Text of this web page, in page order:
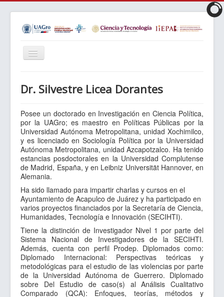
Cambiar
navegación
Objetivos
Perfil
Requisitos
Plan de Estudios
LIES
Matrícula
Núcleo Académico
Reglamentos
Sitios de Interes
Contacto
Dr. Silvestre Licea Dorantes
Posee un doctorado en Investigación en Ciencia Política,
por la UAGro; es maestro en Políticas Públicas por la
Universidad Autónoma Metropolitana, unidad Xochimilco,
y es licenciado en Sociología Política por la Universidad
Autónoma Metropolitana, unidad Azcapotzalco. Ha tenido
estancias posdoctorales en la Universidad Complutense
de Madrid, España, y en Leibniz Universität Hannover, en
Alemania.
Ha sido llamado para impartir charlas y cursos en el
Ayuntamiento de Acapulco de Juárez y ha participado en
varios proyectos financiados por la Secretaría de Ciencia,
Humanidades, Tecnología e Innovación (SECIHTI).
Tiene la distinción de Investigador Nivel 1 por parte del
Sistema Nacional de Investigadores de la SECIHTI.
Además, cuenta con perfil Prodep. Diplomados como:
Diplomado Internacional: Perspectivas teóricas y
metodológicas para el estudio de las violencias por parte
de la Universidad Autónoma de Guerrero. Diplomado
sobre Del Estudio de caso(s) al Análisis Cualitativo
Comparado (QCA): Enfoques, teorías, métodos y